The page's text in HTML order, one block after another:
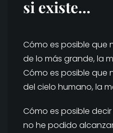
si existe…
Cómo es posible que
de lo más grande, la
Cómo es posible que
del cielo humano, la
Cómo es posible
no he podido